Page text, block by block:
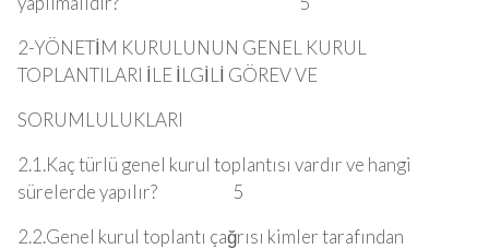
2-YÖNETİM KURULUNUN GENEL KURUL
TOPLANTILARI İLE İLGİLİ GÖREV VE
SORUMLULUKLARI
2.1.Kaç türlü genel kurul toplantısı vardır ve hangi
sürelerde yapılır? 5
2.2.Genel kurul toplantı çağrısı kimler tarafından